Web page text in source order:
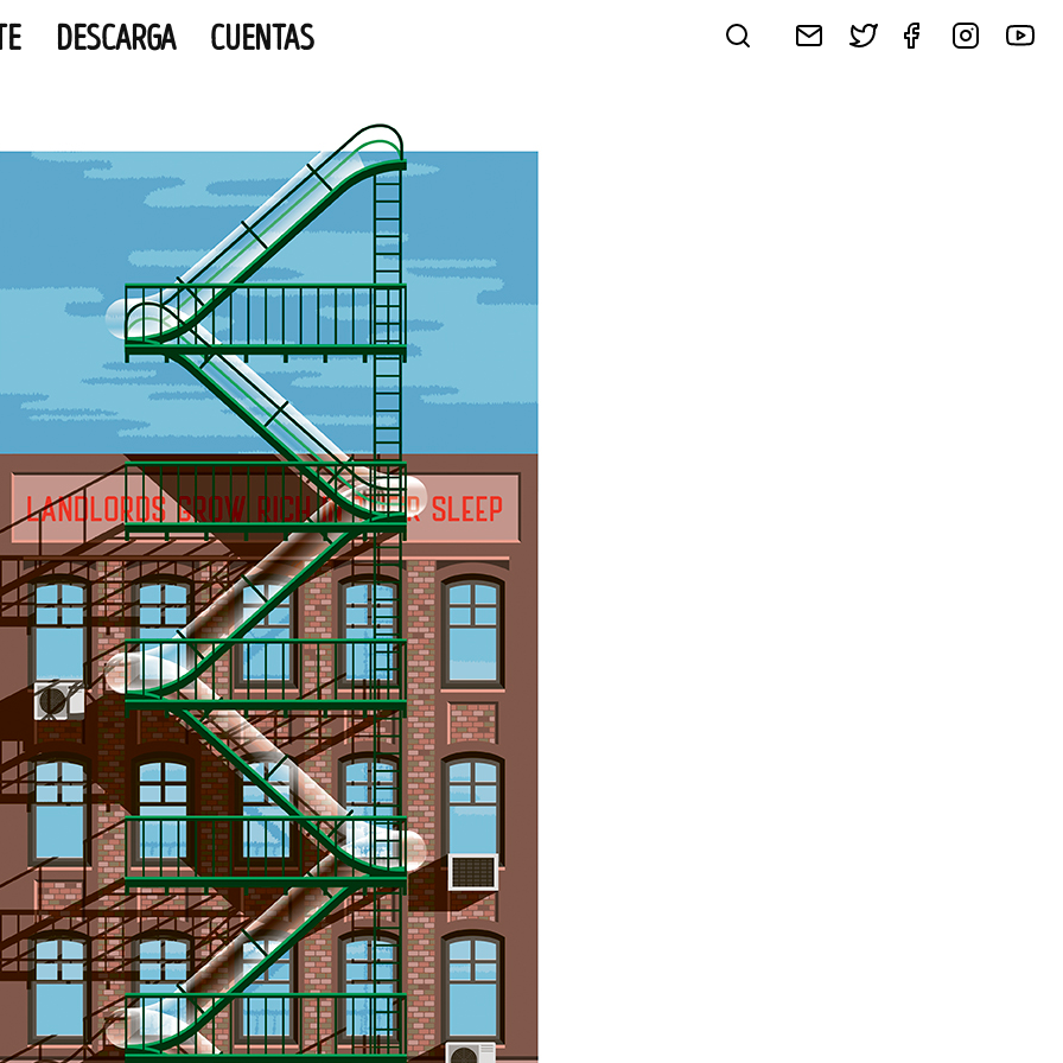
DESCARGA CUENTAS